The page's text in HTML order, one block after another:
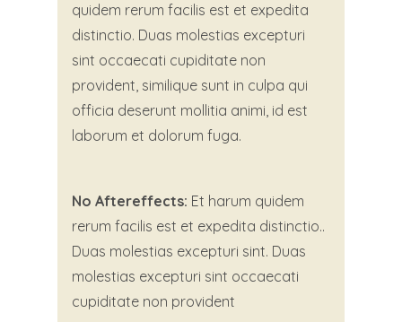
quidem rerum facilis est et expedita
distinctio. Duas molestias excepturi
sint occaecati cupiditate non
provident, similique sunt in culpa qui
officia deserunt mollitia animi, id est
laborum et dolorum fuga.
No Aftereffects: Et harum quidem
rerum facilis est et expedita distinctio..
Duas molestias excepturi sint. Duas
molestias excepturi sint occaecati
cupiditate non provident